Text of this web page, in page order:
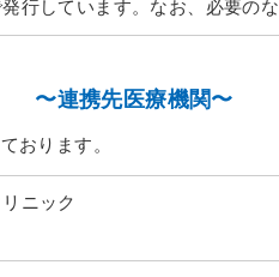
行しています。なお、必要の
〜連携先医療機関〜
おります。
ニック